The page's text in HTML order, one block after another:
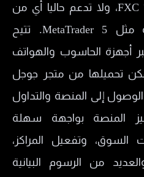
منصتها الخاصة FXC TRADER، ولا تدعم حاليا أي من
منصات التداول الشهيرة مثل MetaTrader 5. تتيح
أجهزة الحاسوب والهواتف
تحميلها من متجر جوجل
إلى المنصة والتداول
المنصة بواجهة سهلة
السوق، وتفعيل المراكز،
من الرسوم البيانية